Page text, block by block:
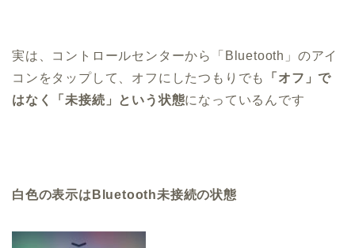
実は、コントロールセンターから「Bluetooth」のアイ
コンをタップして、オフにしたつもりでも
「オフ」で
はなく「未接続」という状態になっているんです
白色の表示はBluetooth未接続の状態